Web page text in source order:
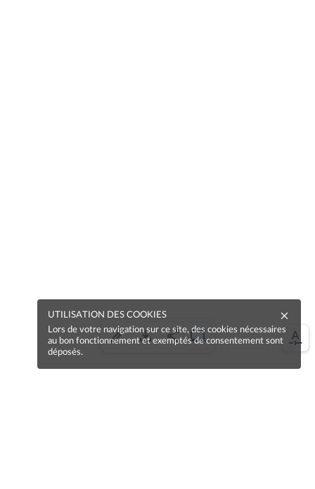
UTILISATION DES COOKIES
Lors de votre navigation sur ce site, des cookies nécessaires
au bon fonctionnement et exemptés de consentement sont
déposés.